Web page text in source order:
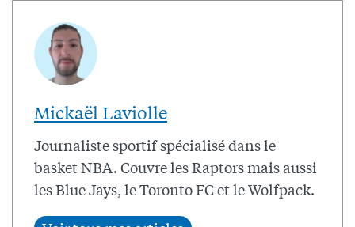
Mickaël Laviolle
Journaliste sportif spécialisé dans le
basket NBA. Couvre les Raptors mais aussi
les Blue Jays, le Toronto FC et le Wolfpack.